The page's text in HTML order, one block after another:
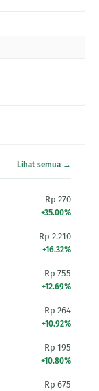
Lihat semua →
Rp 270
+35.00%
Rp 2.210
+16.32%
Rp 755
+12.69%
Rp 264
+10.92%
Rp 195
+10.80%
Rp 675